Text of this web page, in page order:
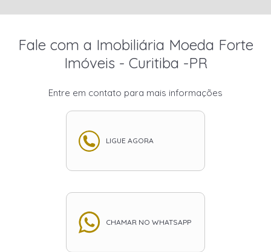
Fale com a Imobiliária Moeda Forte
Imóveis - Curitiba -PR
Entre em contato para mais informações
LIGUE AGORA
CHAMAR NO WHATSAPP